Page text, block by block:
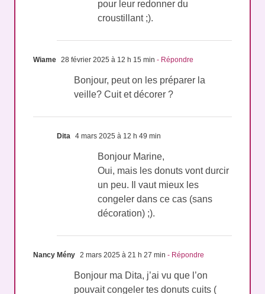
petit passage au four à la fin
pour leur redonner du
28 février 2025 à 12 h 15 min - Répondre
Bonjour, peut on les préparer la
4 mars 2025 à 12 h 49 min
Bonjour Marine,
Oui, mais les donuts vont durcir
un peu. Il vaut mieux les
congeler dans ce cas (sans
Nancy Mény 2 mars 2025 à 21 h 27 min - Répondre
Bonjour ma Dita, j’ai vu que l’on